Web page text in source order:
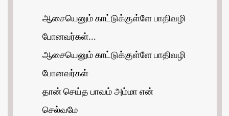
ஆசையெனும் காட்டுக்குள்ளே பாதிவழி
போனவர்கள்...
ஆசையெனும் காட்டுக்குள்ளே பாதிவழி
போனவர்கள்
தான் செய்த பாவம் அம்மா என்
செல்வமே